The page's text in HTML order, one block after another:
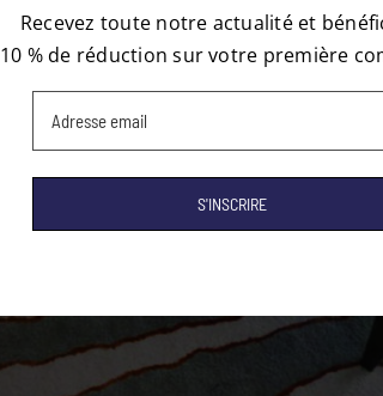
Recevez toute notre actualité et
10 % de réduction sur votre première